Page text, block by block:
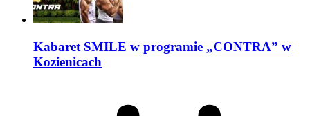
Kabaret SMILE w programie „CONTRA” w
Kozienicach